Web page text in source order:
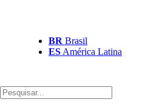
BR Brasil
ES América Latina